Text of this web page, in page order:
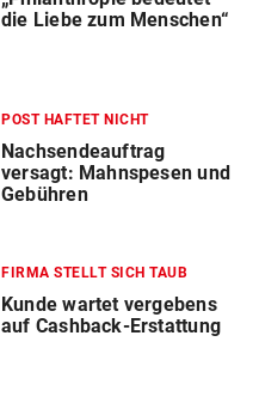
die Liebe zum Menschen“
POST HAFTET NICHT
Nachsendeauftrag
versagt: Mahnspesen und
Gebühren
FIRMA STELLT SICH TAUB
Kunde wartet vergebens
auf Cashback-Erstattung